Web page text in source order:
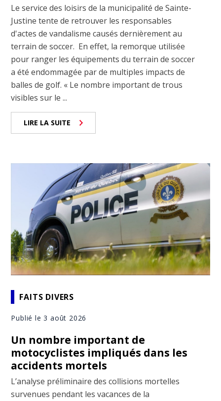
Le service des loisirs de la municipalité de Sainte-
Justine tente de retrouver les responsables
d'actes de vandalisme causés dernièrement au
terrain de soccer. En effet, la remorque utilisée
pour ranger les équipements du terrain de soccer
a été endommagée par de multiples impacts de
balles de golf. « Le nombre important de trous
visibles sur le ...
LIRE LA SUITE
FAITS DIVERS
Publié le 3 août 2026
Un nombre important de
motocyclistes impliqués dans les
accidents mortels
L’analyse préliminaire des collisions mortelles
survenues pendant les vacances de la